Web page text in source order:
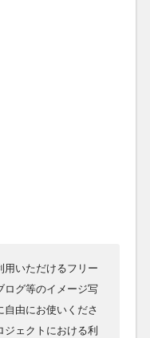
用いただけるフリー
ログ等のイメージ写
由にお使いくださ
ェクトにおける利